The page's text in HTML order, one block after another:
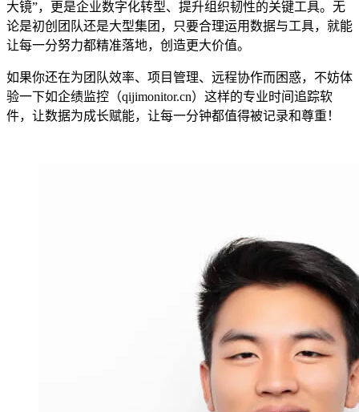
大镜”，更是企业数字化转型、提升组织韧性的关键工具。无
论是初创团队还是大型集团，只要合理运用数据与工具，就能
让每一分努力都精准落地，创造更大价值。
如果你还在为团队效率、项目管理、远程协作而困惑，不妨体
验一下如企绩监控（qijimonitor.cn）这样的专业时间追踪软
件，让数据为成长赋能，让每一分钟都值得被记录和尊重！